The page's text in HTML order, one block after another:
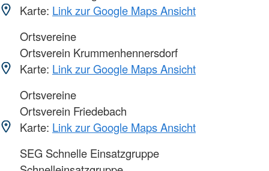
Karte: Link zur Google Maps Ansicht
Ortsvereine
Ortsverein Krummenhennersdorf
Karte: Link zur Google Maps Ansicht
Ortsvereine
Ortsverein Friedebach
Karte: Link zur Google Maps Ansicht
SEG Schnelle Einsatzgruppe